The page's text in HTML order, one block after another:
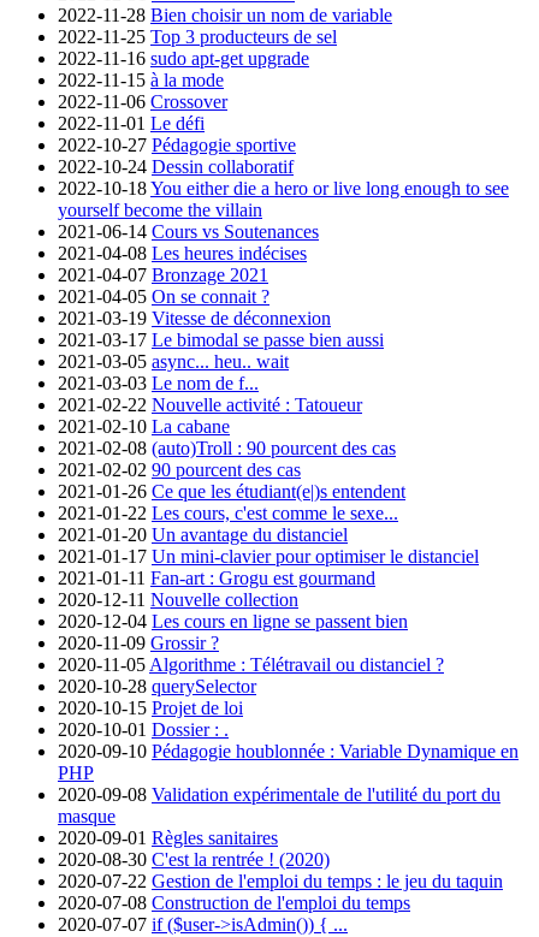
2022-11-28 Bien choisir un nom de variable
2022-11-25 Top 3 producteurs de sel
2022-11-16 sudo apt-get upgrade
2022-11-15 à la mode
2022-11-06 Crossover
2022-11-01 Le défi
2022-10-27 Pédagogie sportive
2022-10-24 Dessin collaboratif
2022-10-18You either die a hero or live long enough to see
yourself become the villain
2021-06-14 Cours vs Soutenances
2021-04-08 Les heures indécises
2021-04-07 Bronzage 2021
2021-04-05 On se connait ?
2021-03-19 Vitesse de déconnexion
2021-03-17 Le bimodal se passe bien aussi
2021-03-05 async... heu.. wait
2021-03-03 Le nom de f...
2021-02-22 Nouvelle activité : Tatoueur
2021-02-10 La cabane
2021-02-08 (auto)Troll : 90 pourcent des cas
2021-02-02 90 pourcent des cas
2021-01-26 Ce que les étudiant(e|)s entendent
2021-01-22 Les cours, c'est comme le sexe...
2021-01-20 Un avantage du distanciel
2021-01-17 Un mini-clavier pour optimiser le distanciel
2021-01-11 Fan-art : Grogu est gourmand
2020-12-11 Nouvelle collection
2020-12-04 Les cours en ligne se passent bien
2020-11-09 Grossir ?
2020-11-05 Algorithme : Télétravail ou distanciel ?
2020-10-28 querySelector
2020-10-15 Projet de loi
2020-10-01 Dossier : .
2020-09-10 Pédagogie houblonnée : Variable Dynamique en
PHP
2020-09-08 Validation expérimentale de l'utilité du port du
masque
2020-09-01 Règles sanitaires
2020-08-30 C'est la rentrée ! (2020)
2020-07-22 Gestion de l'emploi du temps : le jeu du taquin
2020-07-08 Construction de l'emploi du temps
2020-07-07 if ($user->isAdmin()) { ...